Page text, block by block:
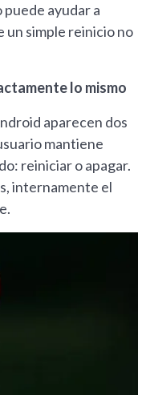
ayudar a
simple reinicio no
lo mismo
aparecen dos
mantiene
reiniciar o apagar.
internamente el